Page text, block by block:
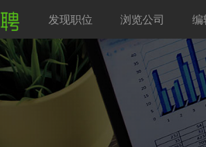
发现职位 浏览公司 编